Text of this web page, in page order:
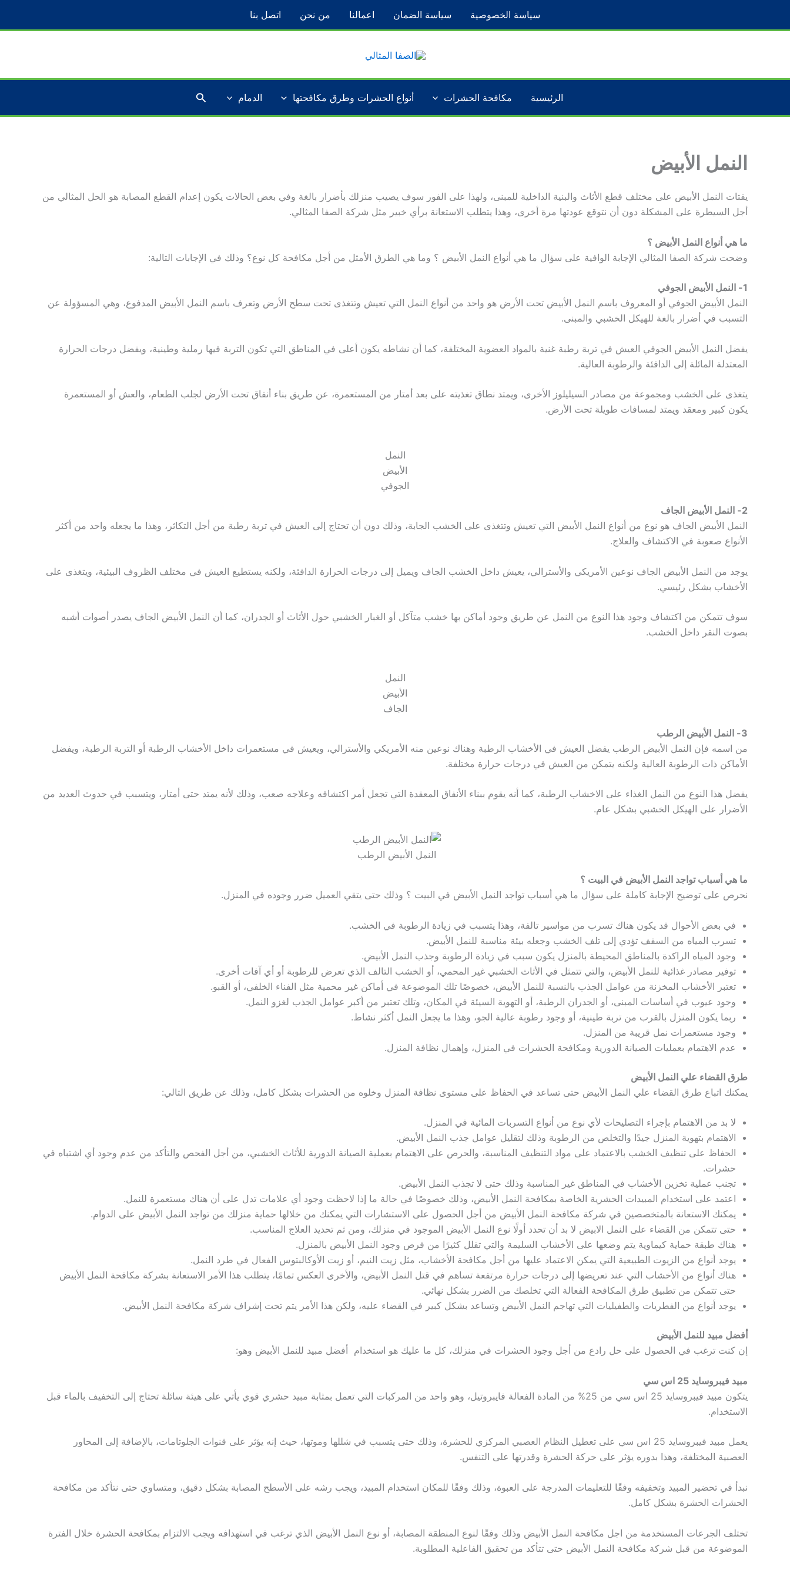
سياسة الخصوصية سياسة الضمان اعمالنا من نحن اتصل بنا
الرئيسية مكافحة الحشرات أنواع الحشرات وطرق مكافحتها الدمام البحث
النمل الأبيض
يقتات النمل الأبيض على مختلف قطع الأثاث والبنية الداخلية للمبنى، ولهذا على الفور سوف يصيب منزلك بأضرار بالغة وفي بعض الحالات يكون إعدام القطع المصابة هو الحل المثالي من
أجل السيطرة على المشكلة دون أن نتوقع عودتها مرة أخرى، وهذا يتطلب الاستعانة برأي خبير مثل شركة الصفا المثالي.
ما هي أنواع النمل الأبيض ؟
وضحت شركة الصفا المثالي الإجابة الوافية على سؤال ما هي أنواع النمل الأبيض ؟ وما هي الطرق الأمثل من أجل مكافحة كل نوع؟ وذلك في الإجابات التالية:
1- النمل الأبيض الجوفي
النمل الأبيض الجوفي أو المعروف باسم النمل الأبيض تحت الأرض هو واحد من أنواع النمل التي تعيش وتتغذى تحت سطح الأرض وتعرف باسم النمل الأبيض المدفوع، وهي المسؤولة عن
التسبب في أضرار بالغة للهيكل الخشبي والمبنى.
يفضل النمل الأبيض الجوفي العيش في تربة رطبة غنية بالمواد العضوية المختلفة، كما أن نشاطه يكون أعلى في المناطق التي تكون التربة فيها رملية وطينية، ويفضل درجات الحرارة
المعتدلة المائلة إلى الدافئة والرطوبة العالية.
يتغذى على الخشب ومجموعة من مصادر السيليلوز الأخرى، ويمتد نطاق تغذيته على بعد أمتار من المستعمرة، عن طريق بناء أنفاق تحت الأرض لجلب الطعام، والعش أو المستعمرة
يكون كبير ومعقد ويمتد لمسافات طويلة تحت الأرض.
النمل
الأبيض
الجوفي
2- النمل الأبيض الجاف
النمل الأبيض الجاف هو نوع من أنواع النمل الأبيض التي تعيش وتتغذى على الخشب الجابة، وذلك دون أن تحتاج إلى العيش في تربة رطبة من أجل التكاثر، وهذا ما يجعله واحد من أكثر
الأنواع صعوبة في الاكتشاف والعلاج.
يوجد من النمل الأبيض الجاف نوعين الأمريكي والأسترالي، يعيش داخل الخشب الجاف ويميل إلى درجات الحرارة الدافئة، ولكنه يستطيع العيش في مختلف الظروف البيئية، ويتغذى على
الأخشاب بشكل رئيسي.
سوف تتمكن من اكتشاف وجود هذا النوع من النمل عن طريق وجود أماكن بها خشب متآكل أو الغبار الخشبي حول الأثاث أو الجدران، كما أن النمل الأبيض الجاف يصدر أصوات أشبه
بصوت النقر داخل الخشب.
النمل
الأبيض
الجاف
3- النمل الأبيض الرطب
من اسمه فإن النمل الأبيض الرطب يفضل العيش في الأخشاب الرطبة وهناك نوعين منه الأمريكي والأسترالي، ويعيش في مستعمرات داخل الأخشاب الرطبة أو التربة الرطبة، ويفضل
الأماكن ذات الرطوبة العالية ولكنه يتمكن من العيش في درجات حرارة مختلفة.
يفضل هذا النوع من النمل الغذاء على الاخشاب الرطبة، كما أنه يقوم ببناء الأنفاق المعقدة التي تجعل أمر اكتشافه وعلاجه صعب، وذلك لأنه يمتد حتى أمتار، ويتسبب في حدوث العديد من
الأضرار على الهيكل الخشبي بشكل عام.
النمل الأبيض الرطب
ما هي أسباب تواجد النمل الأبيض في البيت ؟
نحرص على توضيح الإجابة كاملة على سؤال ما هي أسباب تواجد النمل الأبيض في البيت ؟ وذلك حتى يتقي العميل ضرر وجوده في المنزل.
في بعض الأحوال قد يكون هناك تسرب من مواسير تالفة، وهذا يتسبب في زيادة الرطوبة في الخشب.
تسرب المياه من السقف تؤدي إلى تلف الخشب وجعله بيئة مناسبة للنمل الأبيض.
وجود المياه الراكدة بالمناطق المحيطة بالمنزل يكون سبب في زيادة الرطوبة وجذب النمل الأبيض.
توفير مصادر غذائية للنمل الأبيض، والتي تتمثل في الأثاث الخشبي غير المحمي، أو الخشب التالف الذي تعرض للرطوبة أو أي آفات أخرى.
تعتبر الأخشاب المخزنة من عوامل الجذب بالنسبة للنمل الأبيض، خصوصًا تلك الموضوعة في أماكن غير محمية مثل الفناء الخلفي، أو القبو.
وجود عيوب في أساسات المبنى، أو الجدران الرطبة، أو التهوية السيئة في المكان، وتلك تعتبر من أكبر عوامل الجذب لغزو النمل.
ربما يكون المنزل بالقرب من تربة طينية، أو وجود رطوبة عالية الجو، وهذا ما يجعل النمل أكثر نشاط.
وجود مستعمرات نمل قريبة من المنزل.
عدم الاهتمام بعمليات الصيانة الدورية ومكافحة الحشرات في المنزل، وإهمال نظافة المنزل.
طرق القضاء علي النمل الأبيض
يمكنك اتباع طرق القضاء علي النمل الأبيض حتى تساعد في الحفاظ على مستوى نظافة المنزل وخلوه من الحشرات بشكل كامل، وذلك عن طريق التالي:
لا بد من الاهتمام بإجراء التصليحات لأي نوع من أنواع التسربات المائية في المنزل.
الاهتمام بتهوية المنزل جيدًا والتخلص من الرطوبة وذلك لتقليل عوامل جذب النمل الأبيض.
الحفاظ على تنظيف الخشب بالاعتماد على مواد التنظيف المناسبة، والحرص على الاهتمام بعملية الصيانة الدورية للأثاث الخشبي، من أجل الفحص والتأكد من عدم وجود أي اشتباه في
حشرات.
تجنب عملية تخزين الأخشاب في المناطق غير المناسبة وذلك حتى لا تجذب النمل الأبيض.
اعتمد على استخدام المبيدات الحشرية الخاصة بمكافحة النمل الأبيض، وذلك خصوصًا في حالة ما إذا لاحظت وجود أي علامات تدل على أن هناك مستعمرة للنمل.
يمكنك الاستعانة بالمتخصصين في شركة مكافحة النمل الأبيض من أجل الحصول على الاستشارات التي يمكنك من خلالها حماية منزلك من تواجد النمل الأبيض على الدوام.
حتى تتمكن من القضاء على النمل الابيض لا بد أن تحدد أولًا نوع النمل الأبيض الموجود في منزلك، ومن ثم تحديد العلاج المناسب.
هناك طبقة حماية كيماوية يتم وضعها على الأخشاب السليمة والتي تقلل كثيرًا من فرص وجود النمل الأبيض بالمنزل.
يوجد أنواع من الزيوت الطبيعية التي يمكن الاعتماد عليها من أجل مكافحة الأخشاب، مثل زيت النيم، أو زيت الأوكالبتوس الفعال في طرد النمل.
هناك أنواع من الأخشاب التي عند تعريضها إلى درجات حرارة مرتفعة تساهم في قتل النمل الأبيض، والأخرى العكس تمامًا، يتطلب هذا الأمر الاستعانة بشركة مكافحة النمل الأبيض
حتى تتمكن من تطبيق طرق المكافحة الفعالة التي تخلصك من الضرر بشكل نهائي.
يوجد أنواع من الفطريات والطفيليات التي تهاجم النمل الأبيض وتساعد بشكل كبير في القضاء عليه، ولكن هذا الأمر يتم تحت إشراف شركة مكافحة النمل الأبيض.
أفضل مبيد للنمل الأبيض
إن كنت ترغب في الحصول على حل رادع من أجل وجود الحشرات في منزلك، كل ما عليك هو استخدام أفضل مبيد للنمل الأبيض وهو:
مبيد فيبروسايد 25 اس سي
يتكون مبيد فيبروسايد 25 اس سي من 25% من المادة الفعالة فايبروتيل، وهو واحد من المركبات التي تعمل بمثابة مبيد حشري قوي يأتي على هيئة سائلة تحتاج إلى التخفيف بالماء قبل
الاستخدام.
يعمل مبيد فيبروسايد 25 اس سي على تعطيل النظام العصبي المركزي للحشرة، وذلك حتى يتسبب في شللها وموتها، حيث إنه يؤثر على قنوات الجلوتامات، بالإضافة إلى المحاور
العصبية المختلفة، وهذا بدوره يؤثر على حركة الحشرة وقدرتها على التنفس.
نبدأ في تحضير المبيد وتخفيفه وفقًا للتعليمات المدرجة على العبوة، وذلك وفقًا للمكان استخدام المبيد، ويجب رشه على الأسطح المصابة بشكل دقيق، ومتساوي حتى نتأكد من مكافحة
الحشرات الحشرة بشكل كامل.
تختلف الجرعات المستخدمة من اجل مكافحة النمل الأبيض وذلك وفقًا لنوع المنطقة المصابة، أو نوع النمل الأبيض الذي ترغب في استهدافه ويجب الالتزام بمكافحة الحشرة خلال الفترة
الموضوعة من قبل شركة مكافحة النمل الأبيض حتى تتأكد من تحقيق الفاعلية المطلوبة.